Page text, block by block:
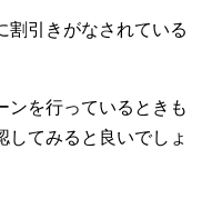
割引きがなされている
ンを行っているときも
してみると良いでしょ